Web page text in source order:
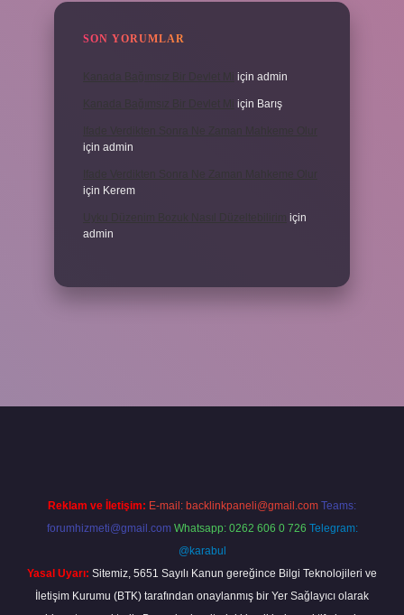
SON YORUMLAR
için admin
için Barış
için admin
için Kerem
için
admin
Reklam ve İletişim: E-mail: backlinkpaneli@gmail.com Teams:
forumhizmeti@gmail.com Whatsapp: 0262 606 0 726 Telegram:
@karabul
Yasal Uyarı: Sitemiz, 5651 Sayılı Kanun gereğince Bilgi Teknolojileri ve
İletişim Kurumu (BTK) tarafından onaylanmış bir Yer Sağlayıcı olarak